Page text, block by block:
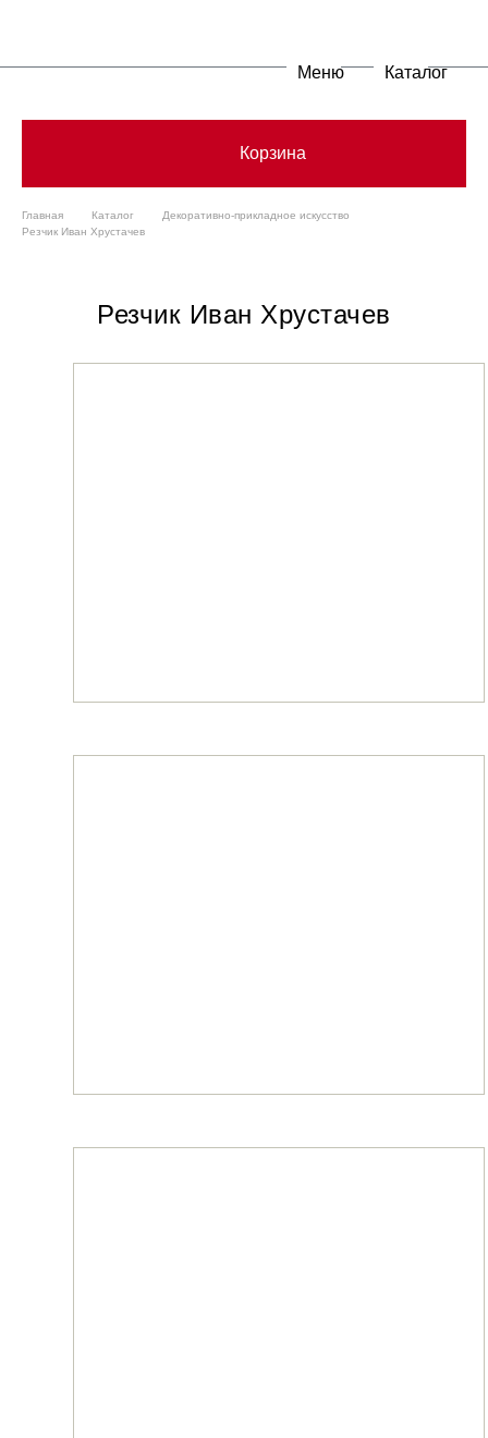
Меню Каталог
Корзина
Главная Каталог
Декоративно-прикладное искусство
Резчик Иван Хрустачев
Резчик Иван Хрустачев